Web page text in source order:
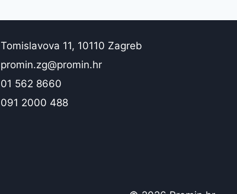
Tomislavova 11, 10110 Zagreb
promin.zg@promin.hr
01 562 8660
091 2000 488